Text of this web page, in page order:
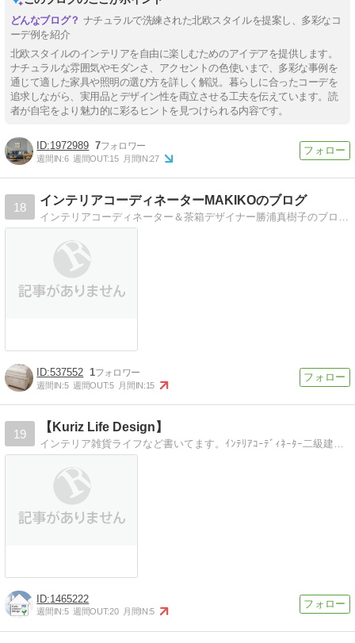
ナチュラルで洗練された北欧スタイルを提案し、多彩なコ
ーデ例を紹介
北欧スタイルのインテリアを自由に楽しむためのアイデアを提供します。
ナチュラルな雰囲気やモダンさ、アクセントの色使いまで、多彩な事例を
通じて適した家具や照明の選び方を詳しく解説。暮らしに合ったコーデを
追求しながら、実用品とデザイン性を両立させる工夫を伝えています。読
者が自宅をより魅力的に彩るヒントを見つけられる内容です。
1972989 7
週間IN:6 週間OUT:15 月間IN:27
18
インテリアコーディネーターMAKIKOのブログ
537552 1
週間IN:5 週間OUT:5 月間IN:15
19
【Kuriz Life Design】
1465222
週間IN:5 週間OUT:20 月間IN:5